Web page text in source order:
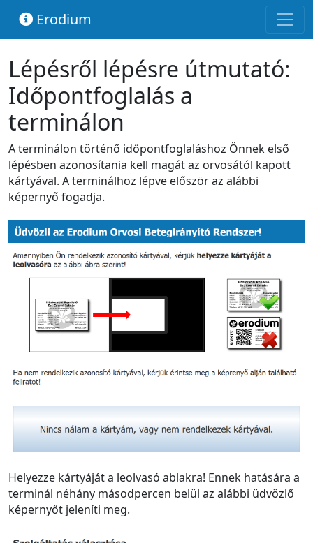
Erodium
Lépésről lépésre útmutató:
Időpontfoglalás a
terminálon
A terminálon történő időpontfoglaláshoz Önnek első
lépésben azonosítania kell magát az orvosától kapott
kártyával. A terminálhoz lépve először az alábbi
képernyő fogadja.
Helyezze kártyáját a leolvasó ablakra! Ennek hatására a
terminál néhány másodpercen belül az alábbi üdvözlő
képernyőt jeleníti meg.